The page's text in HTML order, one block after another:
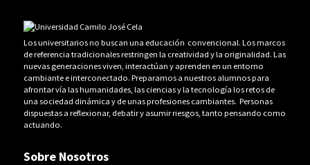
Los universitarios no buscan una educación convencional. Los marcos
de referencia tradicionales restringen la creatividad y la originalidad. Las
nuevas generaciones viven, interactúan y aprenden en un entorno
cambiante e interconectado. Preparamos a nuestros alumnos para
afrontar vía las humanidades, las ciencias y la tecnología los retos de
una sociedad dinámica y de unas profesiones cambiantes. Personas
dispuestas a reflexionar, debatir y asumir riesgos, tanto pensando como
actuando.
Sobre Nosotros